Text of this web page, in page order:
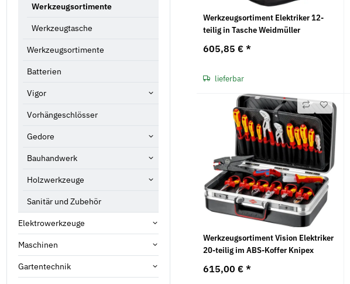
Werkzeugsortiment Elektriker 12-
teilig in Tasche Weidmüller
605,85 €*
lieferbar
Werkzeugsortiment Vision Elektriker
20-teilig im ABS-Koffer Knipex
615,00 €*
Werkzeugsortimente
Werkzeugtasche
Werkzeugsortimente
Batterien
Vigor
Vorhängeschlösser
Gedore
Bauhandwerk
Holzwerkzeuge
Sanitär und Zubehör
Elektrowerkzeuge
Maschinen
Gartentechnik